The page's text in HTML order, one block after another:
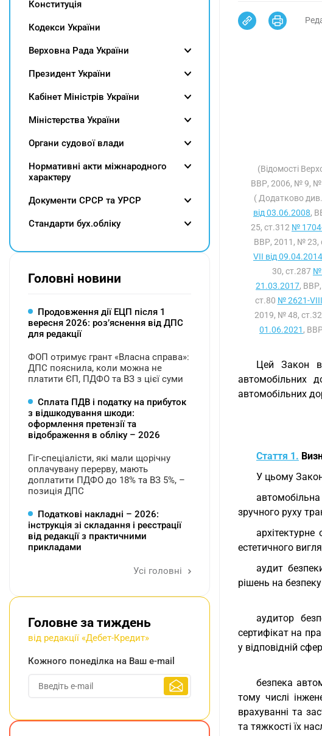
(Відомості
ВВР, 2006, № 9, №
( Додатково
від 03.06.2008,
25, ст.312 №
ВВР, 2011, № 23,
VII від 09.04.2014
30, ст.287 №
21.03.2017,
ст.80 № 2621-
2019, № 48,
01.06.2021 ,
Цей Закон
автомобільних
автомобільних
Стаття 1.
У цьому
зручного руху
естетичного
аудит
рішень на
аудитор
сертифікат на
у відповідній
безпека
тому числі
врахуванні та
та тяжкості їх
Конституція
Кодекси України
Верховна Рада України
Президент України
Кабінет Міністрів України
Міністерства України
Органи судової влади
Нормативні акти міжнародного
характеру
Документи СРСР та УРСР
Cтандарти бух.обліку
Головні новини
Продовження дії ЕЦП після 1
вересня 2026: розʼяснення від ДПС
для редакції
ФОП отримує грант «Власна справа»:
ДПС пояснила, коли можна не
платити ЄП, ПДФО та ВЗ з цієї суми
Сплата ПДВ і податку на прибуток
з відшкодування шкоди:
оформлення претензії та
відображення в обліку – 2026
Гіг-спеціалісти, які мали щорічну
оплачувану перерву, мають
доплатити ПДФО до 18% та ВЗ 5%, –
позиція ДПС
Податкові накладні – 2026:
інструкція зі складання і реєстрації
від редакції з практичними
прикладами
Усі головні
Головне за тиждень
від редакції «Дебет-Кредит»
Кожного понеділка на Ваш e-mail